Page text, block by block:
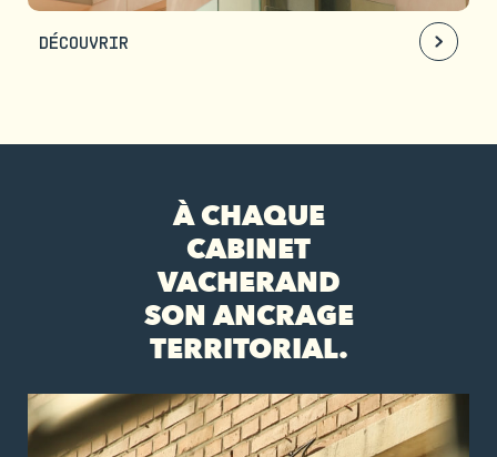
DÉCOUVRIR
À CHAQUE
CABINET
VACHERAND
SON ANCRAGE
TERRITORIAL.